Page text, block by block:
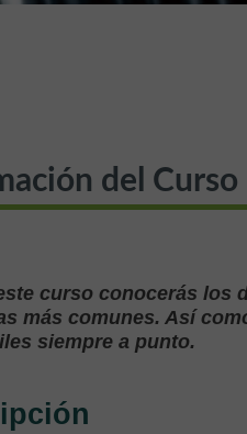
del Curso
curso conocerás los
más comunes. Así
siempre a punto.